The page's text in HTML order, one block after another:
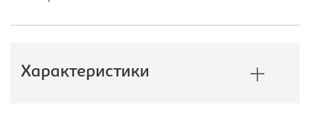
Характеристики